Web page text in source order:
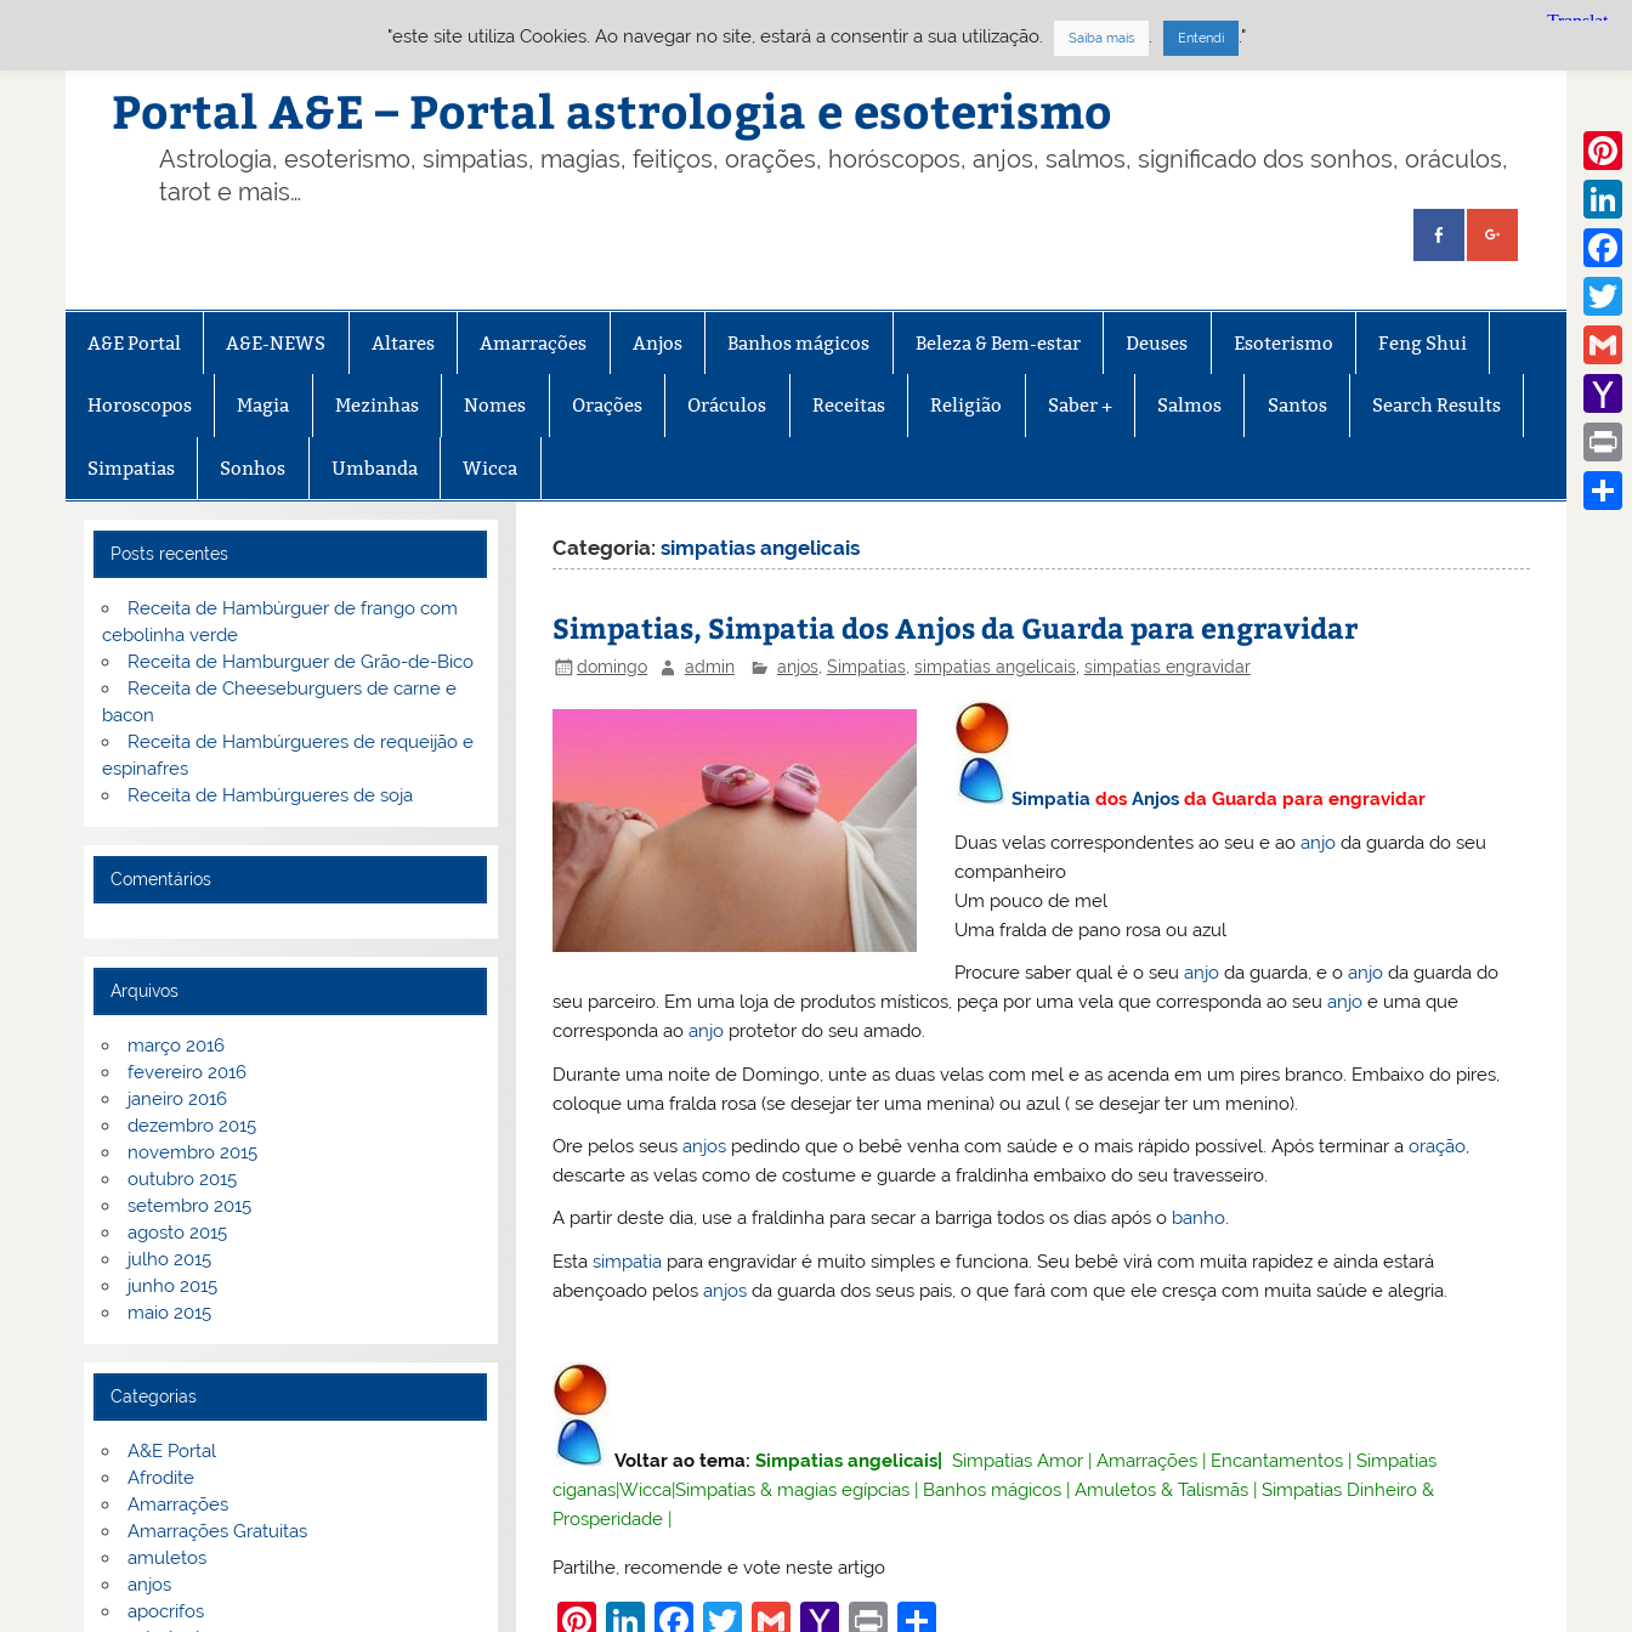
Portal A&E – Portal astrologia e esoterismo
Astrologia, esoterismo, simpatias, magias, feitiços, orações, horóscopos, anjos, salmos, significado dos sonhos, oráculos,
tarot e mais…
A&E Portal A&E-NEWS Altares Amarrações Anjos Banhos mágicos Beleza & Bem-estar Deuses Esoterismo Feng Shui
Horoscopos Magia Mezinhas Nomes Orações Oráculos Receitas Religião Saber + Salmos Santos Search Results
Simpatias Sonhos Umbanda Wicca
Categoria:simpatias angelicais
Simpatias, Simpatia dos Anjos da Guarda para engravidar
domingo admin anjos, Simpatias, simpatias angelicais, simpatias engravidar
Simpatiados Anjosda Guarda para engravidar
Duas velas correspondentes ao seu e ao anjoda guarda do seu
companheiro
Um pouco de mel
Uma fralda de pano rosa ou azul
Procure saber qual é o seu anjoda guarda, e o anjoda guarda do
seu parceiro. Em uma loja de produtos místicos, peça por uma vela que corresponda ao seuanjo e uma que
corresponda aoanjo protetor do seu amado.
Durante uma noite de Domingo, unte as duas velas com mel e as acenda em um pires branco. Embaixo do pires,
coloque uma fralda rosa (se desejar ter uma menina) ou azul ( se desejar ter um menino).
Ore pelos seusanjos pedindo que o bebê venha com saúde e o mais rápido possível. Após terminar aoração,
descarte as velas como de costume e guarde a fraldinha embaixo do seu travesseiro.
A partir deste dia, use a fraldinha para secar a barriga todos os dias após o banho.
Estasimpatia para engravidar é muito simples e funciona. Seu bebê virá com muita rapidez e ainda estará
abençoado pelosanjos da guarda dos seus pais, o que fará com que ele cresça com muita saúde e alegria.
Voltar ao tema:Simpatias angelicais Simpatias Amor |Amarrações | Encantamentos |Simpatias
ciganas|Wicca|Simpatias & magias egípcias | Banhos mágicos |Amuletos & Talismãs |Simpatias Dinheiro &
Prosperidade |
Partilhe, recomende e vote neste artigo
Pi Li F
T
G
Y
Pr
Posts recentes
Receita de Hambúrguer de frango com
cebolinha verde
Receita de Hamburguer de Grão-de-Bico
Receita de Cheeseburguers de carne e
bacon
Receita de Hambúrgueres de requeijão e
espinafres
Receita de Hambúrgueres de soja
Comentários
Arquivos
março 2016
fevereiro 2016
janeiro 2016
dezembro 2015
novembro 2015
outubro 2015
setembro 2015
agosto 2015
julho 2015
junho 2015
maio 2015
Categorias
A&E Portal
Afrodite
Amarrações
Amarrações Gratuitas
amuletos
anjos
apocrifos
Gmail
Mail
Print
"este site utiliza Cookies. Ao navegar no site, estará a consentir a sua utilização. Saiba mais . Entendi ."